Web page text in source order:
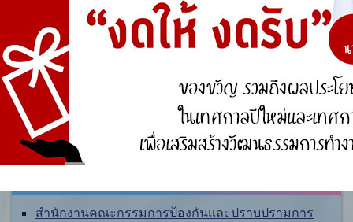
สำนักงานคณะกรรมการป้องกันและปราบปรามการ